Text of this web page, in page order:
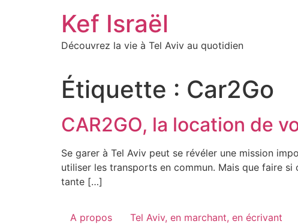
Kef Israël
Découvrez la vie à Tel Aviv au quotidien
Étiquette : Car2Go
CAR2GO, la location de
Se garer à Tel Aviv peut se révéler une mission
utiliser les transports en commun. Mais que faire
tante […]
A propos Tel Aviv, en marchant, en écrivant